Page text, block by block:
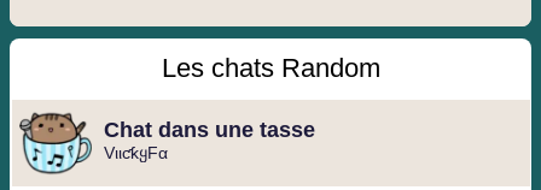
Les chats Random
Chat dans une tasse
VιιƈƙყFα